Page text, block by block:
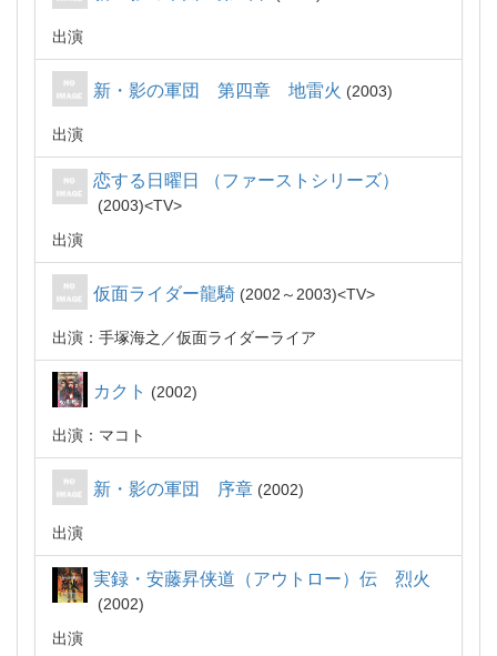
出演
新・影の軍団 第四章 地雷火 2003
出演
恋する日曜日 （ファーストシリーズ）
2003
TV
出演
仮面ライダー龍騎 2002～2003 TV
出演：手塚海之／仮面ライダーライア
カクト 2002
出演：マコト
新・影の軍団 序章 2002
出演
実録・安藤昇侠道（アウトロー）伝 烈火
2002
出演